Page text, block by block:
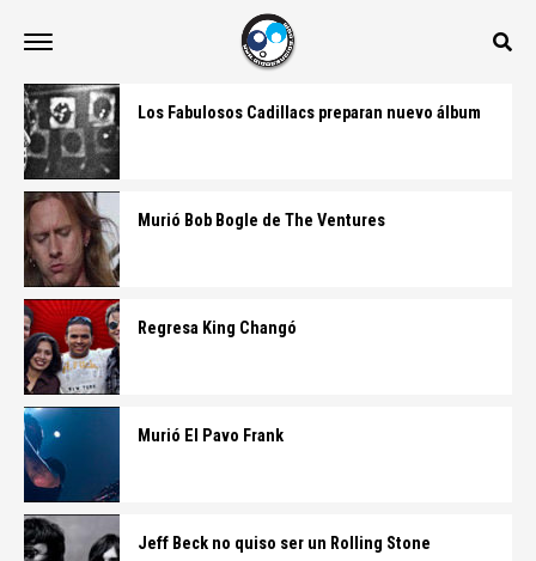
Los Fabulosos Cadillacs preparan nuevo álbum
Murió Bob Bogle de The Ventures
Regresa King Changó
Murió El Pavo Frank
Jeff Beck no quiso ser un Rolling Stone